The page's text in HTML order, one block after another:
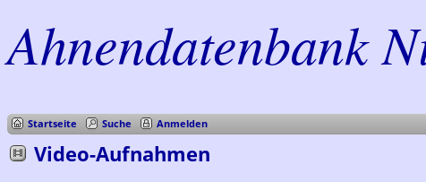
Ahnendatenbank
Startseite Suche Anmelden
Video-Aufnahmen